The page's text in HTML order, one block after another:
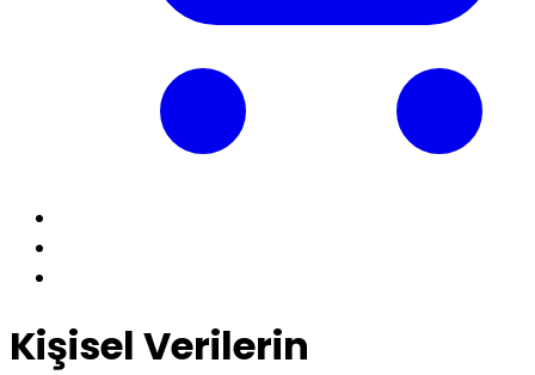
Kişisel Verilerin